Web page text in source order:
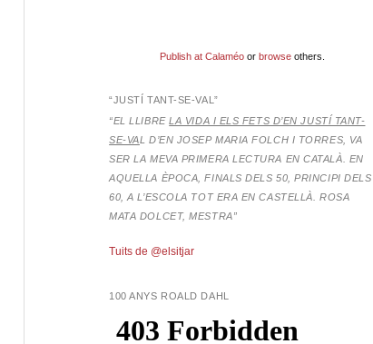
Publish at Calaméoor browseothers.
“JUSTÍ TANT-SE-VAL”
“EL LLIBRELA VIDA I ELS FETS D’EN JUSTÍ TANT-
SE-VAL D’EN JOSEP MARIA FOLCH I TORRES, VA
SER LA MEVA PRIMERA LECTURA EN CATALÀ. EN
AQUELLA ÈPOCA, FINALS DELS 50, PRINCIPI DELS
60, A L’ESCOLA TOT ERA EN CASTELLÀ. ROSA
MATA DOLCET, MESTRA”
Tuits de @elsitjar
100 ANYS ROALD DAHL